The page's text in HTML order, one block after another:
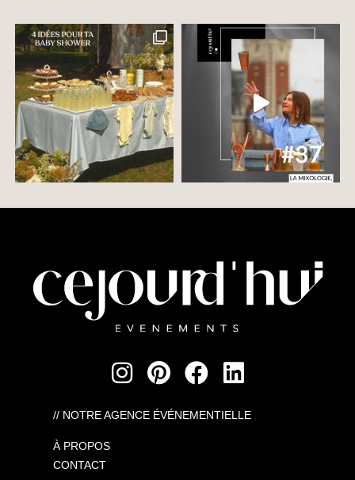
// NOTRE AGENCE ÉVÉNEMENTIELLE
À PROPOS
CONTACT